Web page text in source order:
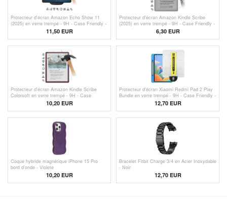
Protecteur d'écran Amazon Echo Show 11
(2025) en verre trempé - 9H - Case Friendly -
11,50 EUR
Protecteur d'écran Amazon Kindle Scribe
(2025) en verre trempé - 9H - Case Friendly -
6,30EUR
Protecteur d'écran Amazon Kindle Scribe
Colorsoft en verre trempé - 9H - Case
Friendly - Transparente10,20 EUR
Protecteur d'écran Xiaomi Redmi Pad 2 Play
Bundle en verre trempé - 9H - Case Friendly -
12,70 EUR
Coque hybride magnétique iPhone 15 Pro
bord d'onde - Violete
10,20EUR
Bracelet Fitbit Charge 3/4 en Acier Inoxydable
- Noir
12,70EUR